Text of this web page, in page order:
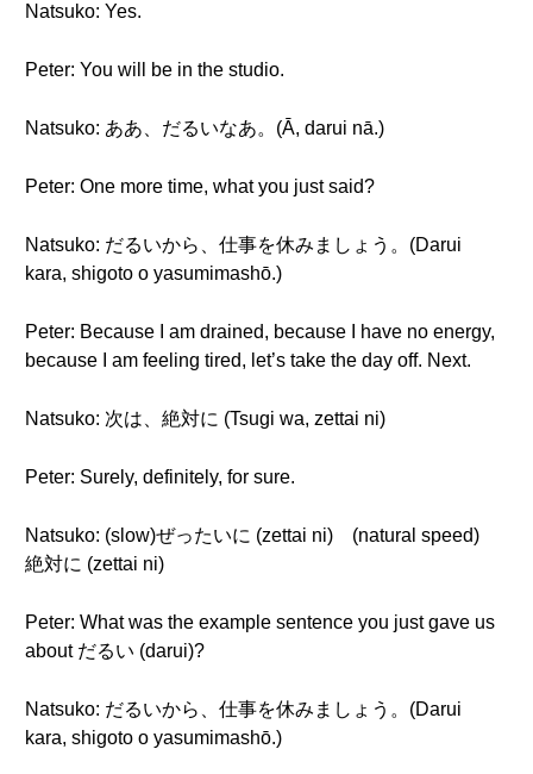
Natsuko: Yes.
Peter: You will be in the studio.
Natsuko: ああ、だるいなあ。(Ā, darui nā.)
Peter: One more time, what you just said?
Natsuko: だるいから、仕事を休みましょう。(Darui
kara, shigoto o yasumimashō.)
Peter: Because I am drained, because I have no energy,
because I am feeling tired, let’s take the day off. Next.
Natsuko: 次は、絶対に (Tsugi wa, zettai ni)
Peter: Surely, definitely, for sure.
Natsuko: (slow)ぜったいに (zettai ni) (natural speed)
絶対に (zettai ni)
Peter: What was the example sentence you just gave us
about だるい (darui)?
Natsuko: だるいから、仕事を休みましょう。(Darui
kara, shigoto o yasumimashō.)